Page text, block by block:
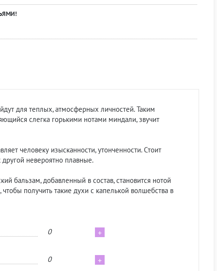
для теплых, атмосферных личностей. Таким
слегка горькими нотами миндали, звучит
человеку изысканности, утонченности. Стоит
невероятно плавные.
бальзам, добавленный в состав, становится нотой
получить такие духи с капелькой волшебства в
0 +
0 +